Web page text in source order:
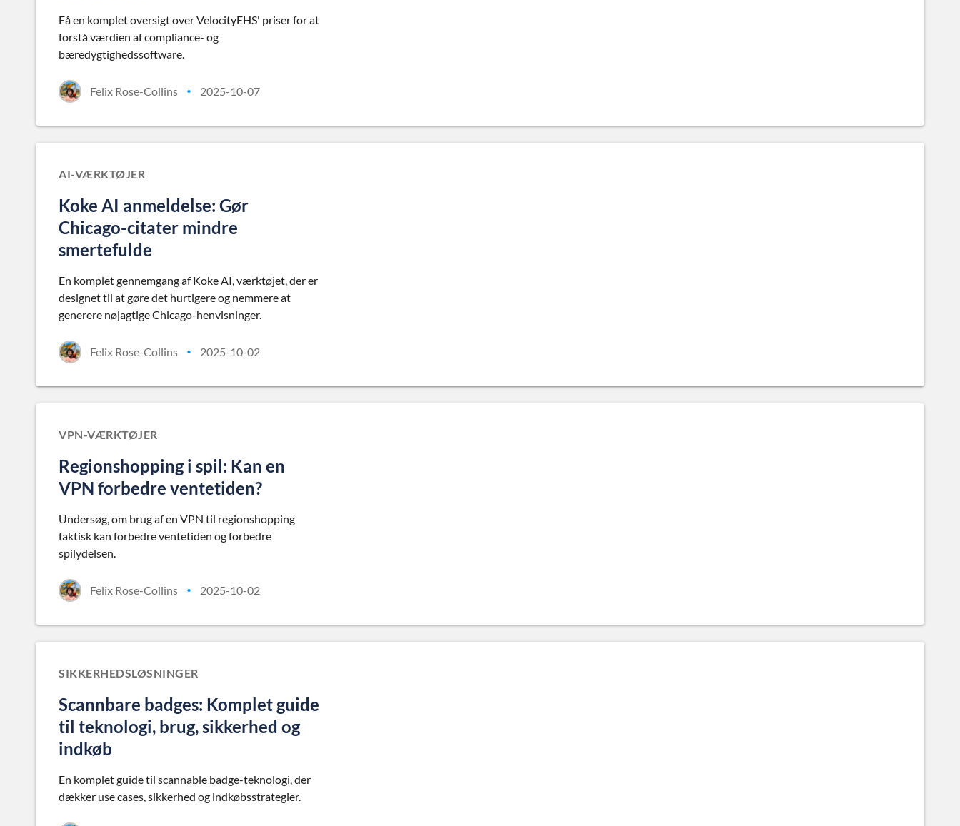
Få en komplet oversigt over VelocityEHS' priser for at
forstå værdien af compliance- og
bæredygtighedssoftware.
Felix Rose-Collins • 2025-10-07
AI-VÆRKTØJER
Koke AI anmeldelse: Gør
Chicago-citater mindre
smertefulde
En komplet gennemgang af Koke AI, værktøjet, der er
designet til at gøre det hurtigere og nemmere at
generere nøjagtige Chicago-henvisninger.
Felix Rose-Collins • 2025-10-02
VPN-VÆRKTØJER
Regionshopping i spil: Kan en
VPN forbedre ventetiden?
Undersøg, om brug af en VPN til regionshopping
faktisk kan forbedre ventetiden og forbedre
spilydelsen.
Felix Rose-Collins • 2025-10-02
SIKKERHEDSLØSNINGER
Scannbare badges: Komplet guide
til teknologi, brug, sikkerhed og
indkøb
En komplet guide til scannable badge-teknologi, der
dækker use cases, sikkerhed og indkøbsstrategier.